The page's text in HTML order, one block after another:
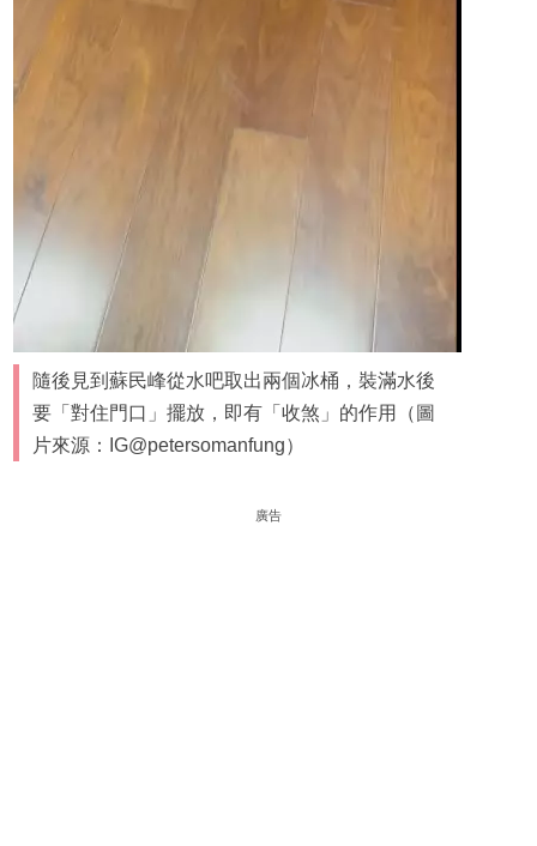
隨後見到蘇民峰從水吧取出兩個冰桶，裝滿水後
要「對住門口」擺放，即有「收煞」的作用（圖
片來源：IG@petersomanfung）
廣告